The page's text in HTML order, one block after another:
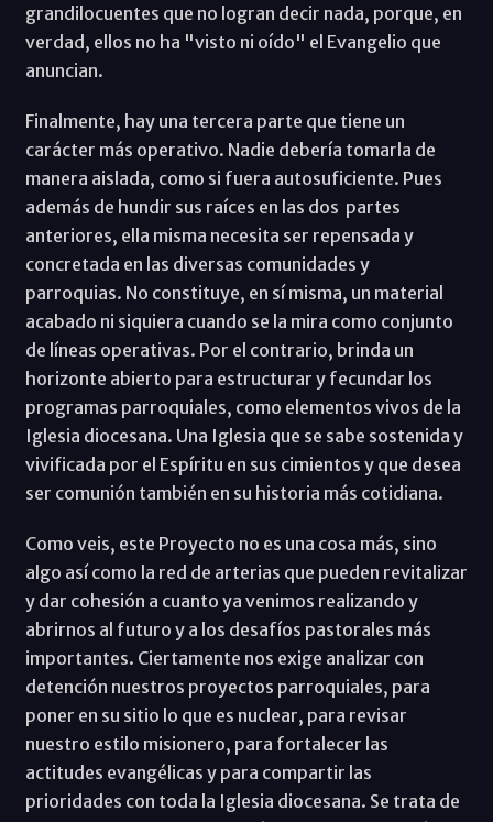
grandilocuentes que no logran decir nada, porque, en
verdad, ellos no ha "visto ni oído" el Evangelio que
anuncian.
Finalmente, hay una tercera parte que tiene un
carácter más operativo. Nadie debería tomarla de
manera aislada, como si fuera autosuficiente. Pues
además de hundir sus raíces en las dos partes
anteriores, ella misma necesita ser repensada y
concretada en las diversas comunidades y
parroquias. No constituye, en sí misma, un material
acabado ni siquiera cuando se la mira como conjunto
de líneas operativas. Por el contrario, brinda un
horizonte abierto para estructurar y fecundar los
programas parroquiales, como elementos vivos de la
Iglesia diocesana. Una Iglesia que se sabe sostenida y
vivificada por el Espíritu en sus cimientos y que desea
ser comunión también en su historia más cotidiana.
Como veis, este Proyecto no es una cosa más, sino
algo así como la red de arterias que pueden revitalizar
y dar cohesión a cuanto ya venimos realizando y
abrirnos al futuro y a los desafíos pastorales más
importantes. Ciertamente nos exige analizar con
detención nuestros proyectos parroquiales, para
poner en su sitio lo que es nuclear, para revisar
nuestro estilo misionero, para fortalecer las
actitudes evangélicas y para compartir las
prioridades con toda la Iglesia diocesana. Se trata de